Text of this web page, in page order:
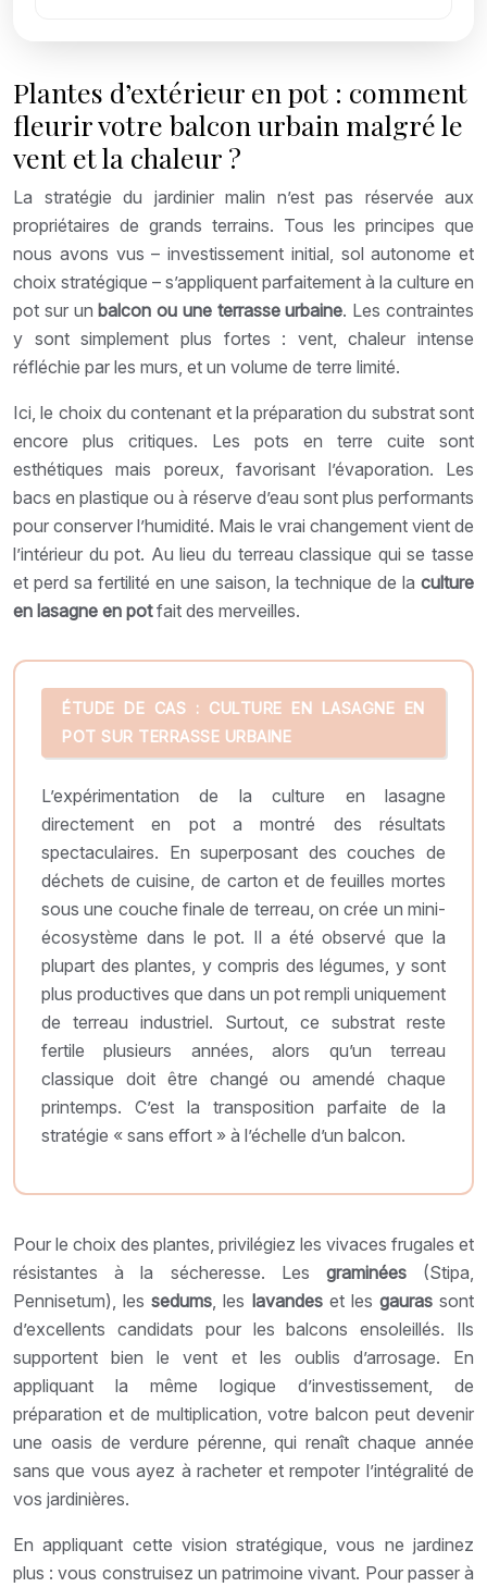
Plantes d’extérieur en pot : comment
fleurir votre balcon urbain malgré le
vent et la chaleur ?
La stratégie du jardinier malin n’est pas réservée aux
propriétaires de grands terrains. Tous les principes que
nous avons vus – investissement initial, sol autonome et
choix stratégique – s’appliquent parfaitement à la culture en
pot sur unbalcon ou une terrasse urbaine. Les contraintes
y sont simplement plus fortes : vent, chaleur intense
réfléchie par les murs, et un volume de terre limité.
Ici, le choix du contenant et la préparation du substrat sont
encore plus critiques. Les pots en terre cuite sont
esthétiques mais poreux, favorisant l’évaporation. Les
bacs en plastique ou à réserve d’eau sont plus performants
pour conserver l’humidité. Mais le vrai changement vient de
l’intérieur du pot. Au lieu du terreau classique qui se tasse
et perd sa fertilité en une saison, la technique de la culture
en lasagne en potfait des merveilles.
ÉTUDE DE CAS : CULTURE EN LASAGNE EN
POT SUR TERRASSE URBAINE
L’expérimentation de la culture en lasagne
directement en pot a montré des résultats
spectaculaires. En superposant des couches de
déchets de cuisine, de carton et de feuilles mortes
sous une couche finale de terreau, on crée un mini-
écosystème dans le pot. Il a été observé que la
plupart des plantes, y compris des légumes, y sont
plus productives que dans un pot rempli uniquement
de terreau industriel. Surtout, ce substrat reste
fertile plusieurs années, alors qu’un terreau
classique doit être changé ou amendé chaque
printemps. C’est la transposition parfaite de la
stratégie « sans effort » à l’échelle d’un balcon.
Pour le choix des plantes, privilégiez les vivaces frugales et
résistantes à la sécheresse. Les graminées(Stipa,
Pennisetum), lessedums, les lavandeset les gaurassont
d’excellents candidats pour les balcons ensoleillés. Ils
supportent bien le vent et les oublis d’arrosage. En
appliquant la même logique d’investissement, de
préparation et de multiplication, votre balcon peut devenir
une oasis de verdure pérenne, qui renaît chaque année
sans que vous ayez à racheter et rempoter l’intégralité de
vos jardinières.
En appliquant cette vision stratégique, vous ne jardinez
plus : vous construisez un patrimoine vivant. Pour passer à